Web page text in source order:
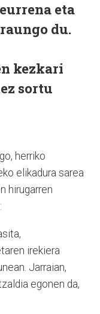
eta
du.
kezkari
sortu
herriko
elikadura sarea
hirugarren
irekiera
Jarraian,
egonen da,